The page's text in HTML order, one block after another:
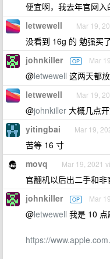
便宜啊，我去年官网入
letwewell Mar 19,
没看到 16g 的 勉强买
johnkiller OP Mar
@letwewell 这两天都
letwewell Mar 19,
@johnkiller 大概几点
yitingbai Mar 19,
苦等 16 寸
movq Mar 19, 2021
官翻机以后出二手和
johnkiller OP Mar
@letwewell 我是 10 点
https://